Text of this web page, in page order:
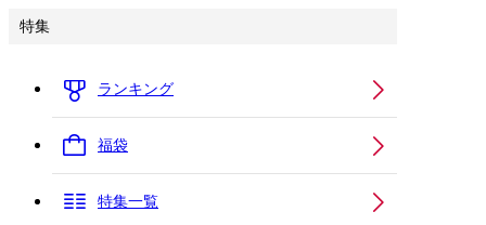
特集
ランキング
福袋
特集一覧